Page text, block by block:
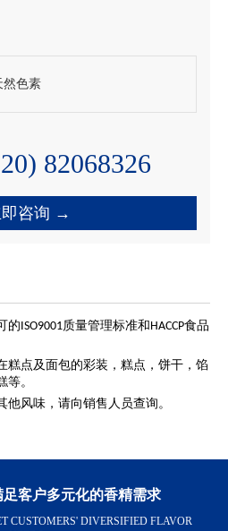
然色素
即咨询 →
82068326
的ISO9001质量管理标准和HACCP食品
糕点及面包的彩装，糕点，饼干，馅
。
风味，请向销售人员查询。
足客户多元化的香精需求
CUSTOMERS' DIVERSIFIED FLAVOR